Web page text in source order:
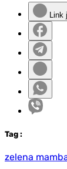
Link
Tag :
zelena